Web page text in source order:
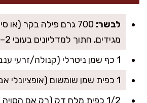
לבשר:
700 גרם פילה בקר (או
מגידים, חתוך למדליונים בעובי 2–2.5 ס״מ
1 כף שמן ניטרלי (קנולה/זרעי ענבים)
1 כפית שמן שומשום (אופציונלי אבל מוסיף עומק)
1/2 כפית מלח דק (רק אם הסויה לא מלוחה מאוד)